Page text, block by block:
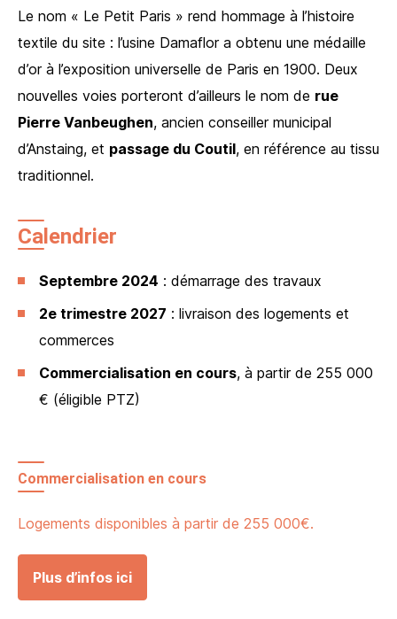
Le nom « Le Petit Paris » rend hommage à l’histoire
textile du site : l’usine Damaflor a obtenu une médaille
d’or à l’exposition universelle de Paris en 1900. Deux
nouvelles voies porteront d’ailleurs le nom de rue
Pierre Vanbeughen, ancien conseiller municipal
d’Anstaing, et passage du Coutil, en référence au tissu
traditionnel.
Calendrier
Septembre 2024 : démarrage des travaux
2e trimestre 2027 : livraison des logements et
commerces
Commercialisation en cours, à partir de 255 000
€ (éligible PTZ)
Commercialisation en cours
Logements disponibles à partir de 255 000€.
Plus d’infos ici